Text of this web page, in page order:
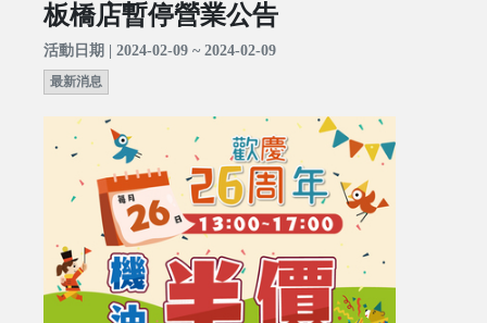
板橋店暫停營業公告
活動日期 | 2024-02-09 ~ 2024-02-09
最新消息